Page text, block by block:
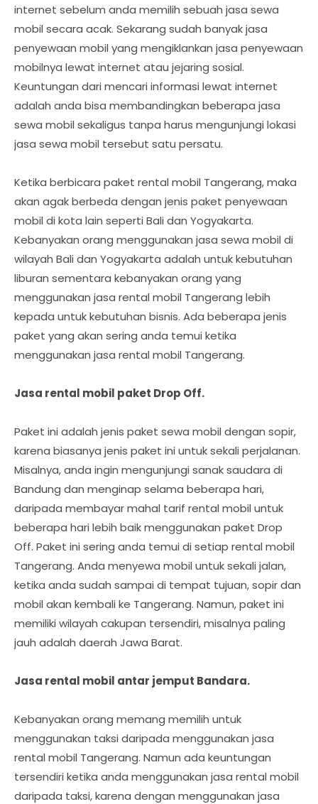
internet sebelum anda memilih sebuah jasa sewa
mobil secara acak. Sekarang sudah banyak jasa
penyewaan mobil yang mengiklankan jasa penyewaan
mobilnya lewat internet atau jejaring sosial.
Keuntungan dari mencari informasi lewat internet
adalah anda bisa membandingkan beberapa jasa
sewa mobil sekaligus tanpa harus mengunjungi lokasi
jasa sewa mobil tersebut satu persatu.
Ketika berbicara paket rental mobil Tangerang, maka
akan agak berbeda dengan jenis paket penyewaan
mobil di kota lain seperti Bali dan Yogyakarta.
Kebanyakan orang menggunakan jasa sewa mobil di
wilayah Bali dan Yogyakarta adalah untuk kebutuhan
liburan sementara kebanyakan orang yang
menggunakan jasa rental mobil Tangerang lebih
kepada untuk kebutuhan bisnis. Ada beberapa jenis
paket yang akan sering anda temui ketika
menggunakan jasa rental mobil Tangerang.
Jasa rental mobil paket Drop Off.
Paket ini adalah jenis paket sewa mobil dengan sopir,
karena biasanya jenis paket ini untuk sekali perjalanan.
Misalnya, anda ingin mengunjungi sanak saudara di
Bandung dan menginap selama beberapa hari,
daripada membayar mahal tarif rental mobil untuk
beberapa hari lebih baik menggunakan paket Drop
Off. Paket ini sering anda temui di setiap rental mobil
Tangerang. Anda menyewa mobil untuk sekali jalan,
ketika anda sudah sampai di tempat tujuan, sopir dan
mobil akan kembali ke Tangerang. Namun, paket ini
memiliki wilayah cakupan tersendiri, misalnya paling
jauh adalah daerah Jawa Barat.
Jasa rental mobil antar jemput Bandara.
Kebanyakan orang memang memilih untuk
menggunakan taksi daripada menggunakan jasa
rental mobil Tangerang. Namun ada keuntungan
tersendiri ketika anda menggunakan jasa rental mobil
daripada taksi, karena dengan menggunakan jasa